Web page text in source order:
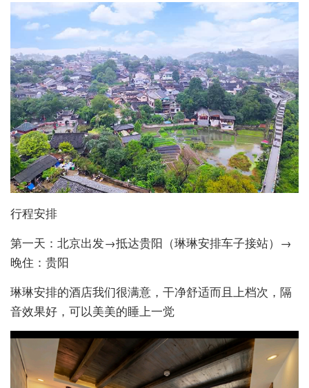
行程安排
第一天：北京出发→抵达贵阳（琳琳安排车子接站）→
晚住：贵阳
琳琳安排的酒店我们很满意，干净舒适而且上档次，隔
音效果好，可以美美的睡上一觉